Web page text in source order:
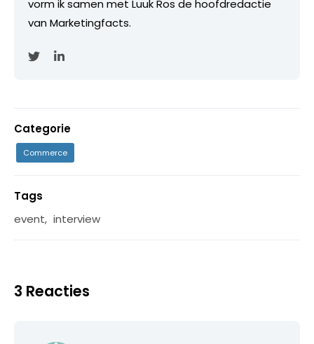
vorm ik samen met Luuk Ros de hoofdredactie
van Marketingfacts.
Categorie
Commerce
Tags
event, interview
3 Reacties